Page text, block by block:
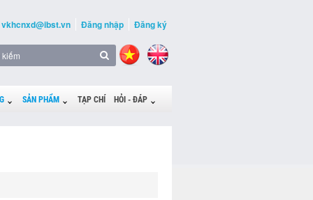
vkhcnxd@ibst.vn Đăng nhập Đăng ký
SẢN PHẨM TẠP CHÍ HỎI - ĐÁP